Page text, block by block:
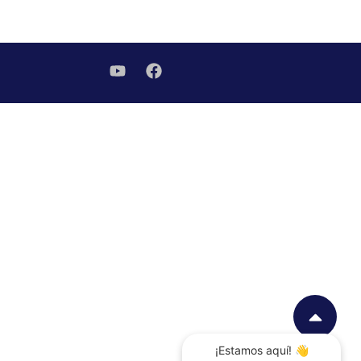
¡Estamos aquí! 👋